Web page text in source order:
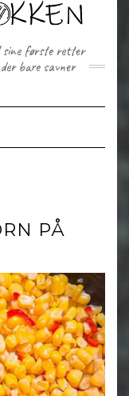
sine første retter
bare savner
PÅ